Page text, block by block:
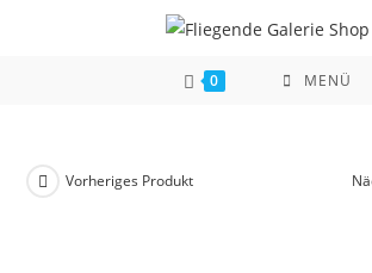
0 MENÜ
Vorheriges Produkt